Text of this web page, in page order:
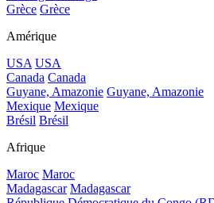
Grèce Grèce
Amérique
USA USA
Canada Canada
Guyane, Amazonie Guyane, Amazonie
Mexique Mexique
Brésil Brésil
Afrique
Maroc Maroc
Madagascar Madagascar